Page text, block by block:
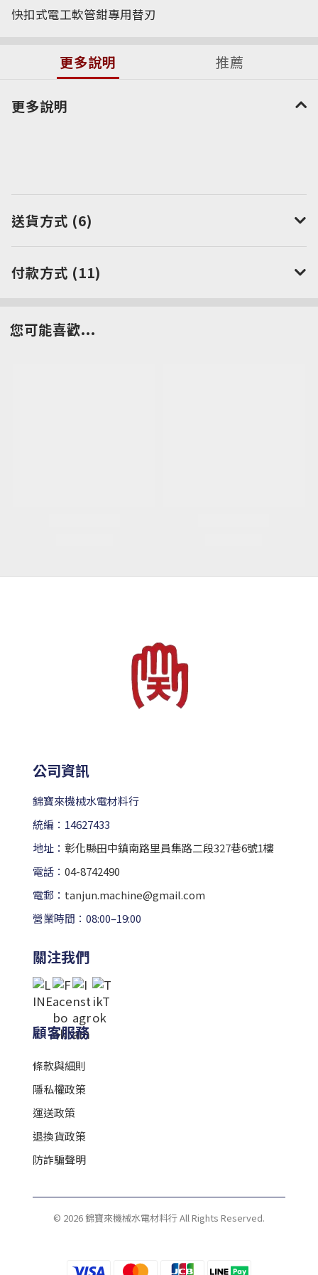
快扣式電工軟管鉗專用替刃
更多說明 推薦
更多說明
送貨方式 (6)
付款方式 (11)
您可能喜歡...
公司資訊
錦寶來機械水電材料行
統編：14627433
地址： 彰化縣田中鎮南路里員集路二段327巷6號1樓
電話： 04-8742490
電郵： tanjun.machine@gmail.com
營業時間：08:00–19:00
關注我們
顧客服務
條款與細則
隱私權政策
運送政策
退換貨政策
防詐騙聲明
© 2026 錦寶來機械水電材料行 All Rights Reserved.